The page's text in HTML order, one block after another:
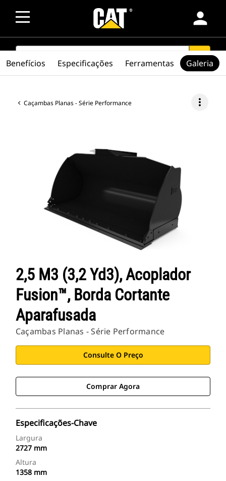
person
SEARCH search
Caçambas Planas - Série Performance more_vert
2,5 M3 (3,2 Yd3), Acoplador
Fusion™, Borda Cortante
Aparafusada
Caçambas Planas - Série Performance
Consulte O Preço
Comprar Agora
Especificações-Chave
Largura
2727 mm
Altura
1358 mm
Benefícios Especificações Ferramentas Galeria